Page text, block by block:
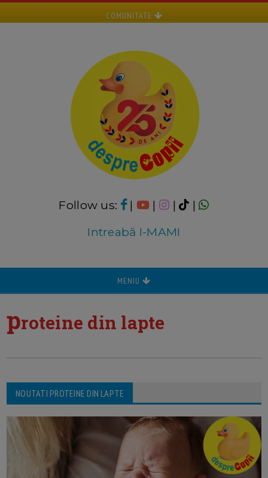
COMUNITATE
Follow us: | | |
|
Intreabă I-MAMI
MENIU
proteine din lapte
NOUTATI PROTEINE DIN LAPTE